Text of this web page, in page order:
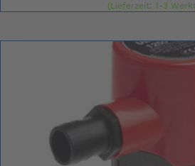
(Lieferzeit: 1-3